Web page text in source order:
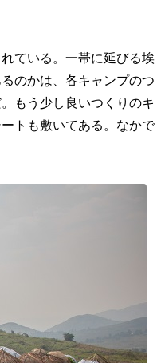
ている。一帯に延びる埃
のかは、各キャンプのつ
もう少し良いつくりのキ
トも敷いてある。なかで